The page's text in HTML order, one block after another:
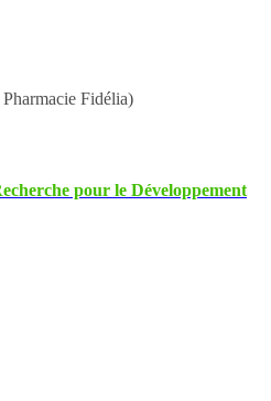
Fidélia)
pour le Développement